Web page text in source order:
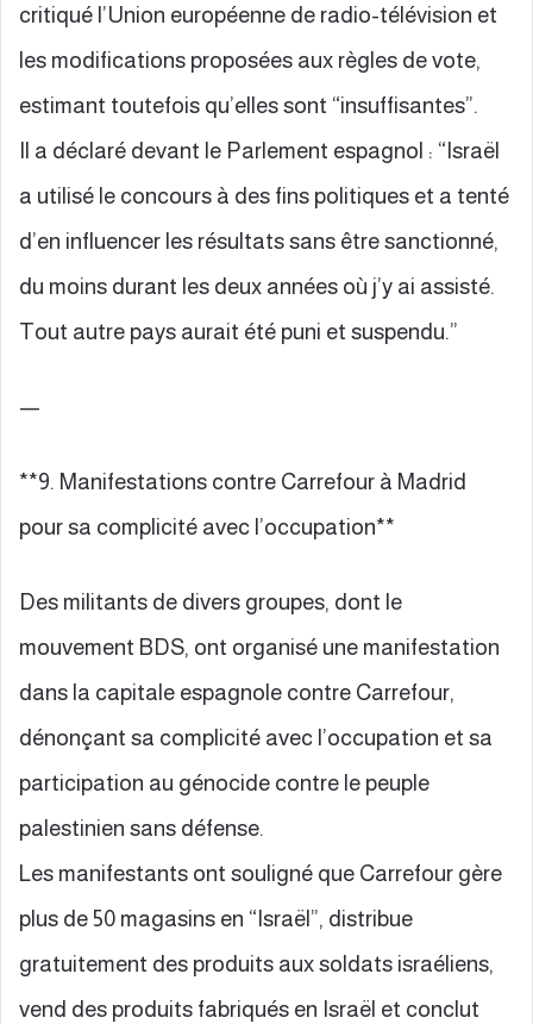
critiqué l’Union européenne de radio-télévision et
les modifications proposées aux règles de vote,
estimant toutefois qu’elles sont “insuffisantes”.
Il a déclaré devant le Parlement espagnol : “Israël
a utilisé le concours à des fins politiques et a tenté
d’en influencer les résultats sans être sanctionné,
du moins durant les deux années où j’y ai assisté.
Tout autre pays aurait été puni et suspendu.”
—
**9. Manifestations contre Carrefour à Madrid
pour sa complicité avec l’occupation**
Des militants de divers groupes, dont le
mouvement BDS, ont organisé une manifestation
dans la capitale espagnole contre Carrefour,
dénonçant sa complicité avec l’occupation et sa
participation au génocide contre le peuple
palestinien sans défense.
Les manifestants ont souligné que Carrefour gère
plus de 50 magasins en “Israël”, distribue
gratuitement des produits aux soldats israéliens,
vend des produits fabriqués en Israël et conclut